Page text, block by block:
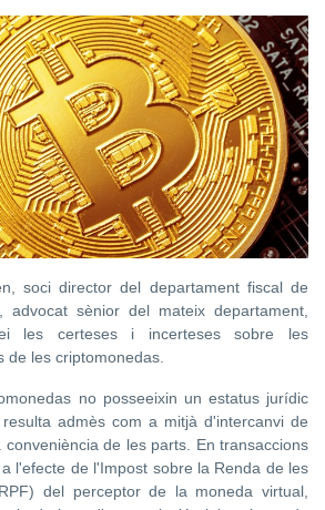
soci director del departament fiscal de
advocat sènior del mateix departament,
les certeses i incerteses sobre les
de les criptomonedas.
no posseeixin un estatus jurídic
admès com a mitjà d'intercanvi de
de les parts. En transaccions
l'efecte de l'Impost sobre la Renda de les
del perceptor de la moneda virtual,